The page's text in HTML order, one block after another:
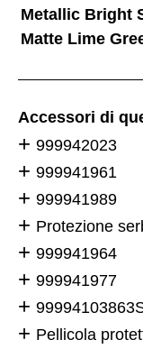
Metallic Bright
Matte Lime
Accessori di
999942023
999941961
999941989
Protezione
999941964
999941977
Pellicola